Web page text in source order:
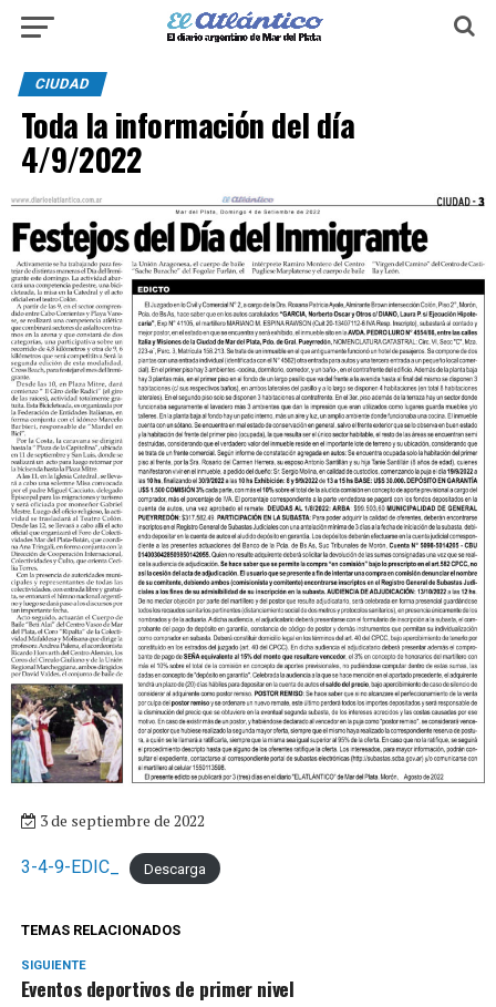
CIUDAD
Toda la información del día
4/9/2022
3 de septiembre de 2022
3-4-9-EDIC_ Descarga
TEMAS RELACIONADOS
SIGUIENTE
Eventos deportivos de primer nivel